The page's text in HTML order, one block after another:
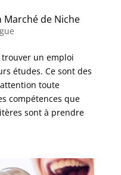
Marché de Niche
un emploi
études. Ce sont des
toute
compétences que
sont à prendre